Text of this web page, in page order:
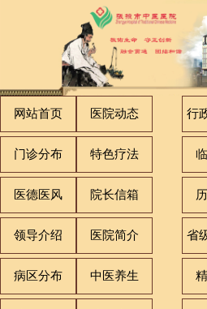
网站首页 医院动态
门诊分布 特色疗法
医德医风 院长信箱
领导介绍 医院简介
病区分布 中医养生